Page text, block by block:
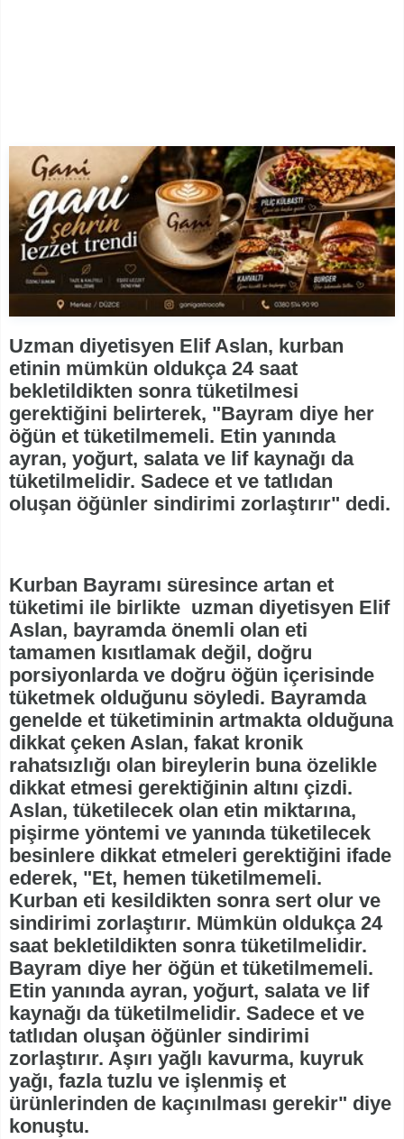
Uzman diyetisyen Elif Aslan, kurban
etinin mümkün oldukça 24 saat
bekletildikten sonra tüketilmesi
gerektiğini belirterek, "Bayram diye her
öğün et tüketilmemeli. Etin yanında
ayran, yoğurt, salata ve lif kaynağı da
tüketilmelidir. Sadece et ve tatlıdan
oluşan öğünler sindirimi zorlaştırır" dedi.
Kurban Bayramı süresince artan et
tüketimi ile birlikte uzman diyetisyen Elif
Aslan, bayramda önemli olan eti
tamamen kısıtlamak değil, doğru
porsiyonlarda ve doğru öğün içerisinde
tüketmek olduğunu söyledi. Bayramda
genelde et tüketiminin artmakta olduğuna
dikkat çeken Aslan, fakat kronik
rahatsızlığı olan bireylerin buna özelikle
dikkat etmesi gerektiğinin altını çizdi.
Aslan, tüketilecek olan etin miktarına,
pişirme yöntemi ve yanında tüketilecek
besinlere dikkat etmeleri gerektiğini ifade
ederek, "Et, hemen tüketilmemeli.
Kurban eti kesildikten sonra sert olur ve
sindirimi zorlaştırır. Mümkün oldukça 24
saat bekletildikten sonra tüketilmelidir.
Bayram diye her öğün et tüketilmemeli.
Etin yanında ayran, yoğurt, salata ve lif
kaynağı da tüketilmelidir. Sadece et ve
tatlıdan oluşan öğünler sindirimi
zorlaştırır. Aşırı yağlı kavurma, kuyruk
yağı, fazla tuzlu ve işlenmiş et
ürünlerinden de kaçınılması gerekir" diye
konuştu.